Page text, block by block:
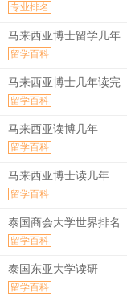
专业排名
马来西亚博士留学几年
留学百科
马来西亚博士几年读完
留学百科
马来西亚读博几年
留学百科
马来西亚博士读几年
留学百科
泰国商会大学世界排名
留学百科
泰国东亚大学读研
留学百科